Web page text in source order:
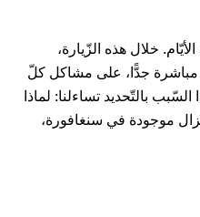
خلال هذه الزّيارة،
مباشرة جدًّا، على مشاكل كلّ
بالتّحديد تساءلنا: لماذا
موجودة في سنغافورة،